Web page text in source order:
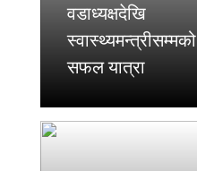
वडाध्यक्षदेखि
स्वास्थ्यमन्त्रीसम्मको
सफल यात्रा